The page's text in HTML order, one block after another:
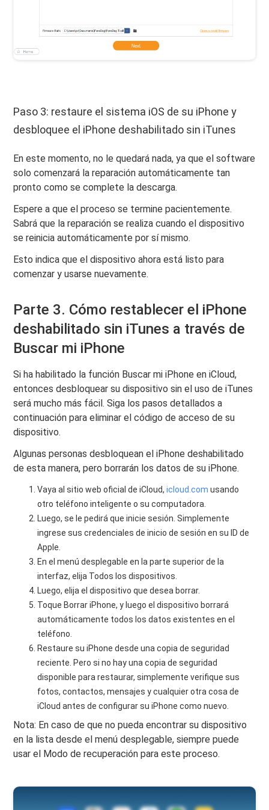
Paso 3: restaure el sistema iOS de su iPhone y
desbloquee el iPhone deshabilitado sin iTunes
En este momento, no le quedará nada, ya que el software
solo comenzará la reparación automáticamente tan
pronto como se complete la descarga.
Espere a que el proceso se termine pacientemente.
Sabrá que la reparación se realiza cuando el dispositivo
se reinicia automáticamente por sí mismo.
Esto indica que el dispositivo ahora está listo para
comenzar y usarse nuevamente.
Parte 3. Cómo restablecer el iPhone
deshabilitado sin iTunes a través de
Buscar mi iPhone
Si ha habilitado la función Buscar mi iPhone en iCloud,
entonces desbloquear su dispositivo sin el uso de iTunes
será mucho más fácil. Siga los pasos detallados a
continuación para eliminar el código de acceso de su
dispositivo.
Algunas personas desbloquean el iPhone deshabilitado
de esta manera, pero borrarán los datos de su iPhone.
Vaya al sitio web oficial de iCloud,icloud.com usando
otro teléfono inteligente o su computadora.
Luego, se le pedirá que inicie sesión. Simplemente
ingrese sus credenciales de inicio de sesión en su ID de
Apple.
En el menú desplegable en la parte superior de la
interfaz, elija Todos los dispositivos.
Luego, elija el dispositivo que desea borrar.
Toque Borrar iPhone, y luego el dispositivo borrará
automáticamente todos los datos existentes en el
teléfono.
Restaure su iPhone desde una copia de seguridad
reciente. Pero si no hay una copia de seguridad
disponible para restaurar, simplemente verifique sus
fotos, contactos, mensajes y cualquier otra cosa de
iCloud antes de configurar su iPhone como nuevo.
Nota: En caso de que no pueda encontrar su dispositivo
en la lista desde el menú desplegable, siempre puede
usar el Modo de recuperación para este proceso.